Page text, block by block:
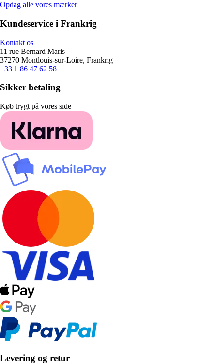
Opdag alle vores mærker
Kundeservice i Frankrig
Kontakt os
11 rue Bernard Maris
37270 Montlouis-sur-Loire, Frankrig
+33 1 86 47 62 58
Sikker betaling
Køb trygt på vores side
Levering og retur